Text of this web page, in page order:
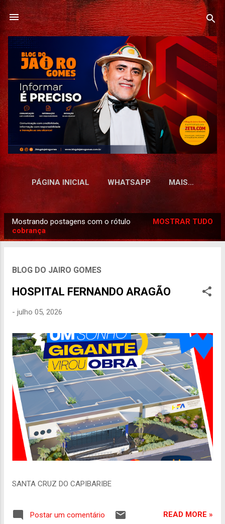
Pular para o conteúdo principal
PÁGINA INICIAL WHATSAPP MAIS…
o
Mostrando postagens com o rótulo
cobrança
MOSTRAR TUDO
BLOG DO JAIRO GOMES
HOSPITAL FERNANDO ARAGÃO
- julho 05, 2026
SANTA CRUZ DO CAPIBARIBE
Postar um comentário READ MORE »